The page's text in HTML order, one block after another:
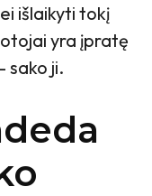
išlaikyti tokį
yra įpratę
sako ji.